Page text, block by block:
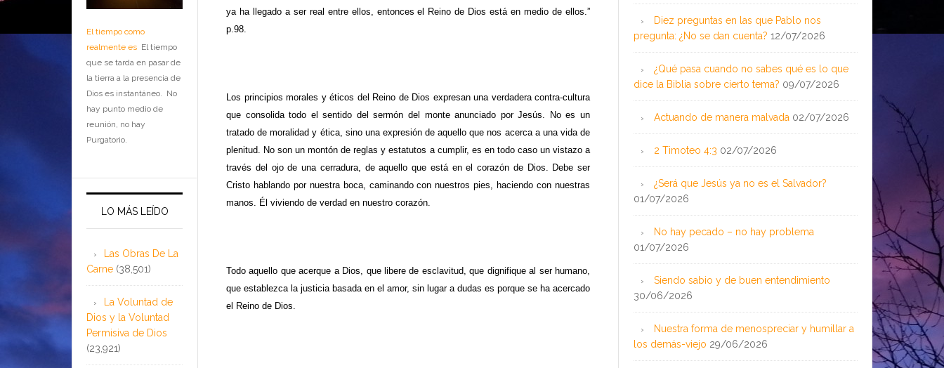
ya ha llegado a ser real entre ellos, entonces el Reino de Dios está en medio de ellos.”
p.98.
Los principios morales y éticos del Reino de Dios expresan una verdadera contra-cultura
que consolida todo el sentido del sermón del monte anunciado por Jesús. No es un
tratado de moralidad y ética, sino una expresión de aquello que nos acerca a una vida de
plenitud. No son un montón de reglas y estatutos a cumplir, es en todo caso un vistazo a
través del ojo de una cerradura, de aquello que está en el corazón de Dios. Debe ser
Cristo hablando por nuestra boca, caminando con nuestros pies, haciendo con nuestras
manos. Él viviendo de verdad en nuestro corazón.
Todo aquello que acerque a Dios, que libere de esclavitud, que dignifique al ser humano,
que establezca la justicia basada en el amor, sin lugar a dudas es porque se ha acercado
el Reino de Dios.
Diez preguntas en las que Pablo nos
pregunta: ¿No se dan cuenta? 12/07/2026
¿Qué pasa cuando no sabes qué es lo que
dice la Biblia sobre cierto tema? 09/07/2026
Actuando de manera malvada 02/07/2026
2 Timoteo 4:3 02/07/2026
¿Será que Jesús ya no es el Salvador?
01/07/2026
No hay pecado – no hay problema
01/07/2026
Siendo sabio y de buen entendimiento
30/06/2026
Nuestra forma de menospreciar y humillar a
los demás-viejo 29/06/2026
El tiempo como
realmente es El tiempo
que se tarda en pasar de
la tierra a la presencia de
Dios es instantáneo. No
hay punto medio de
reunión, no hay
Purgatorio.
LO MÁS LEÍDO
Las Obras De La
Carne (38,501)
La Voluntad de
Dios y la Voluntad
Permisiva de Dios
(23,921)